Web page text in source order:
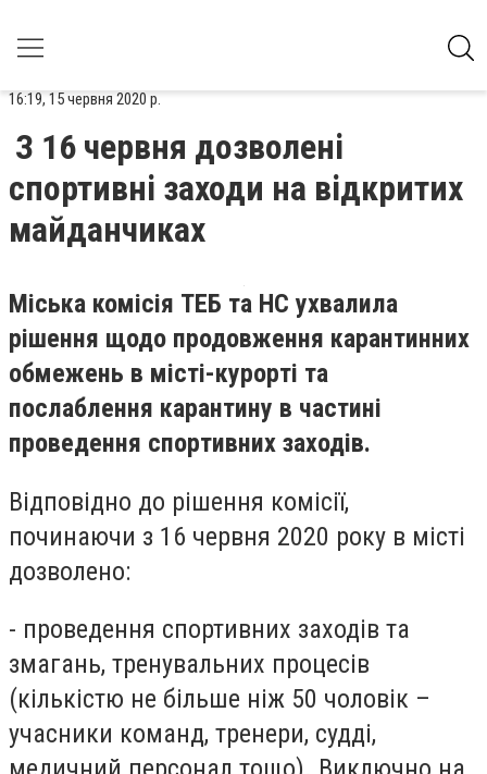
16:19, 15 червня 2020 р.
З 16 червня дозволені
спортивні заходи на відкритих
майданчиках
Міська комісія ТЕБ та НС ухвалила
рішення щодо продовження карантинних
обмежень в місті-курорті та
послаблення карантину в частині
проведення спортивних заходів.
Відповідно до рішення комісії,
починаючи з 16 червня 2020 року в місті
дозволено:
- проведення спортивних заходів та
змагань, тренувальних процесів
(кількістю не більше ніж 50 чоловік –
учасники команд, тренери, судді,